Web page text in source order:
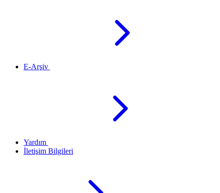
E-Arşiv
Yardım
İletişim Bilgileri